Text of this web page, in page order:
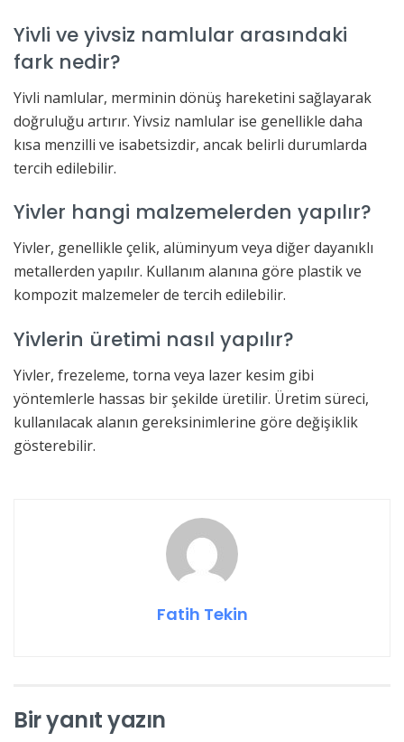
Yivli ve yivsiz namlular arasındaki
fark nedir?
Yivli namlular, merminin dönüş hareketini sağlayarak
doğruluğu artırır. Yivsiz namlular ise genellikle daha
kısa menzilli ve isabetsizdir, ancak belirli durumlarda
tercih edilebilir.
Yivler hangi malzemelerden yapılır?
Yivler, genellikle çelik, alüminyum veya diğer dayanıklı
metallerden yapılır. Kullanım alanına göre plastik ve
kompozit malzemeler de tercih edilebilir.
Yivlerin üretimi nasıl yapılır?
Yivler, frezeleme, torna veya lazer kesim gibi
yöntemlerle hassas bir şekilde üretilir. Üretim süreci,
kullanılacak alanın gereksinimlerine göre değişiklik
gösterebilir.
Fatih Tekin
Bir yanıt yazın